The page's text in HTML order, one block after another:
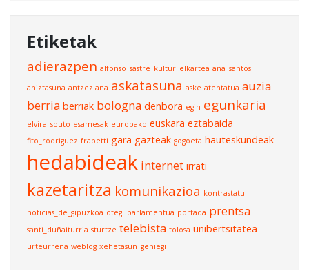
Etiketak
adierazpen alfonso_sastre_kultur_elkartea ana_santos
aniztasuna antzezlana askatasuna aske atentatua auzia
berria berriak bologna denbora egin egunkaria
elvira_souto esamesak europako euskara eztabaida
fito_rodriguez frabetti gara gazteak gogoeta hauteskundeak
hedabideak internet irrati
kazetaritza komunikazioa kontrastatu
noticias_de_gipuzkoa otegi parlamentua portada prentsa
santi_duñaiturria sturtze telebista tolosa unibertsitatea
urteurrena weblog xehetasun_gehiegi